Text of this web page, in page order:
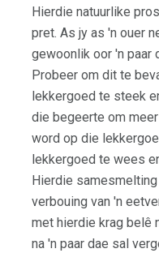
Hierdie natuurlike
pret. As jy as 'n ouer
gewoonlik oor 'n paar
Probeer om dit te
lekkergoed te steek
die begeerte om
word op die
lekkergoed te wees
Hierdie
verbouing van 'n
met hierdie krag belê
na 'n paar dae sal